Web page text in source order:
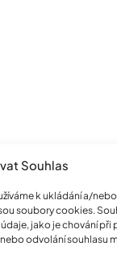
Souhlas
k ukládání a/
soubory cookies.
jako je chování při
odvolání souhlasu